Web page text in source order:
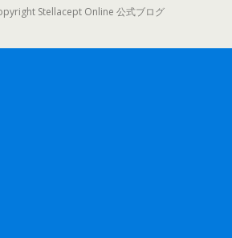
Stellacept Online 公式ブログ